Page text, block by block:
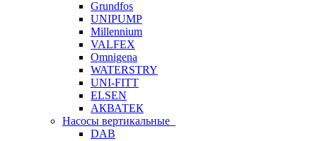
Grundfos
UNIPUMP
Millennium
VALFEX
Omnigena
WATERSTRY
UNI-FITT
ELSEN
АКВАТЕК
Насосы вертикальные
DAB